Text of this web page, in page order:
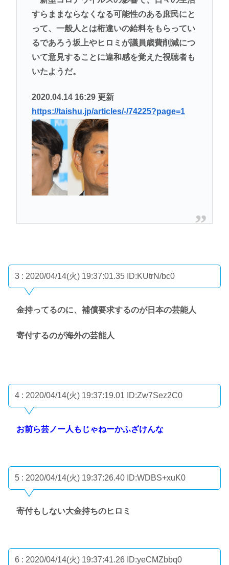
すらままならなくなる可能性のある庶民にと
って、一般人とは桁違いの給料をもらってい
るであろう坂上やヒロミが議員歳費削減につ
いて意見することに違和感を覚えた視聴者も
いたようだ。
2020.04.14 16:29 更新
https://taishu.jp/articles/-/74225?page=1
3 : 2020/04/14(火) 19:37:01.35 ID:KUtrN/bc0
金持ってるのに、補償要求するのが日本の芸能人
寄付するのが海外の芸能人
4 : 2020/04/14(火) 19:37:19.01 ID:Zw7Sez2C0
お前ら芸ノー人もじゃねーかふざけんな
5 : 2020/04/14(火) 19:37:26.40 ID:WDBS+xuK0
寄付もしない大金持ちのヒロミ
6 : 2020/04/14(火) 19:37:41.26 ID:yeCMZbbq0